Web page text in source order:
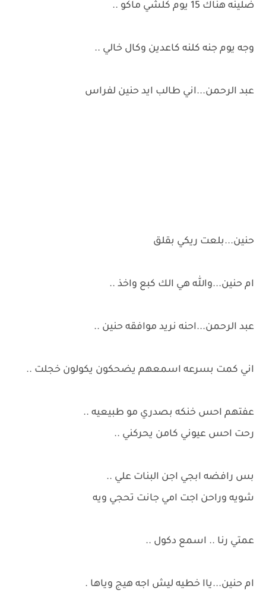
ضلينه هناك 15 يوم كلشي ماكو ..
وجه يوم جنه كلنه كاعدين وكال خالي ..
عبد الرحمن...اني طالب ايد حنين لفراس
حنين...بلعت ريكي بقلق
ام حنين...والله هي الك كبع واخذ ..
عبد الرحمن...احنه نريد موافقه حنين ..
اني كمت بسرعه اسمعهم يضحكون يكولون خجلت ..
عفتهم احس خنكه بصدري مو طبيعيه ..
رحت احس عيوني كامن يحركني ..
بس رافضه ابجي اجن البنات علي ..
شويه وراحن اجت امي جانت تحجي ويه
عمتي رنا .. اسمع دكول ..
ام حنين...ياا خطيه ليش اجه هيج وياها .